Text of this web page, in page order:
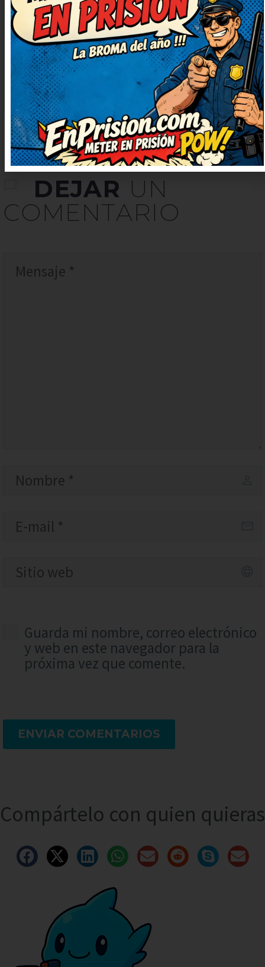
súper ingenioso. No puedo dejar
de sonreír, qué bueno. Me ha
cambiado el ánimo para bien,
gracias. Humor del bueno, con
gracia y sin ofender a nadie.
DEJAR UN
COMENTARIO
Guarda mi nombre, correo electrónico
y web en este navegador para la
próxima vez que comente.
ENVIAR COMENTARIOS
Compártelo con quien quieras